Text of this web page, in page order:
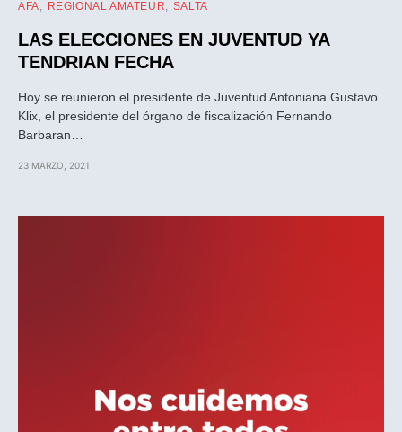
AFA REGIONAL AMATEUR SALTA
LAS ELECCIONES EN JUVENTUD YA
TENDRIAN FECHA
Hoy se reunieron el presidente de Juventud Antoniana Gustavo
Klix, el presidente del órgano de fiscalización Fernando
Barbaran…
23 MARZO, 2021